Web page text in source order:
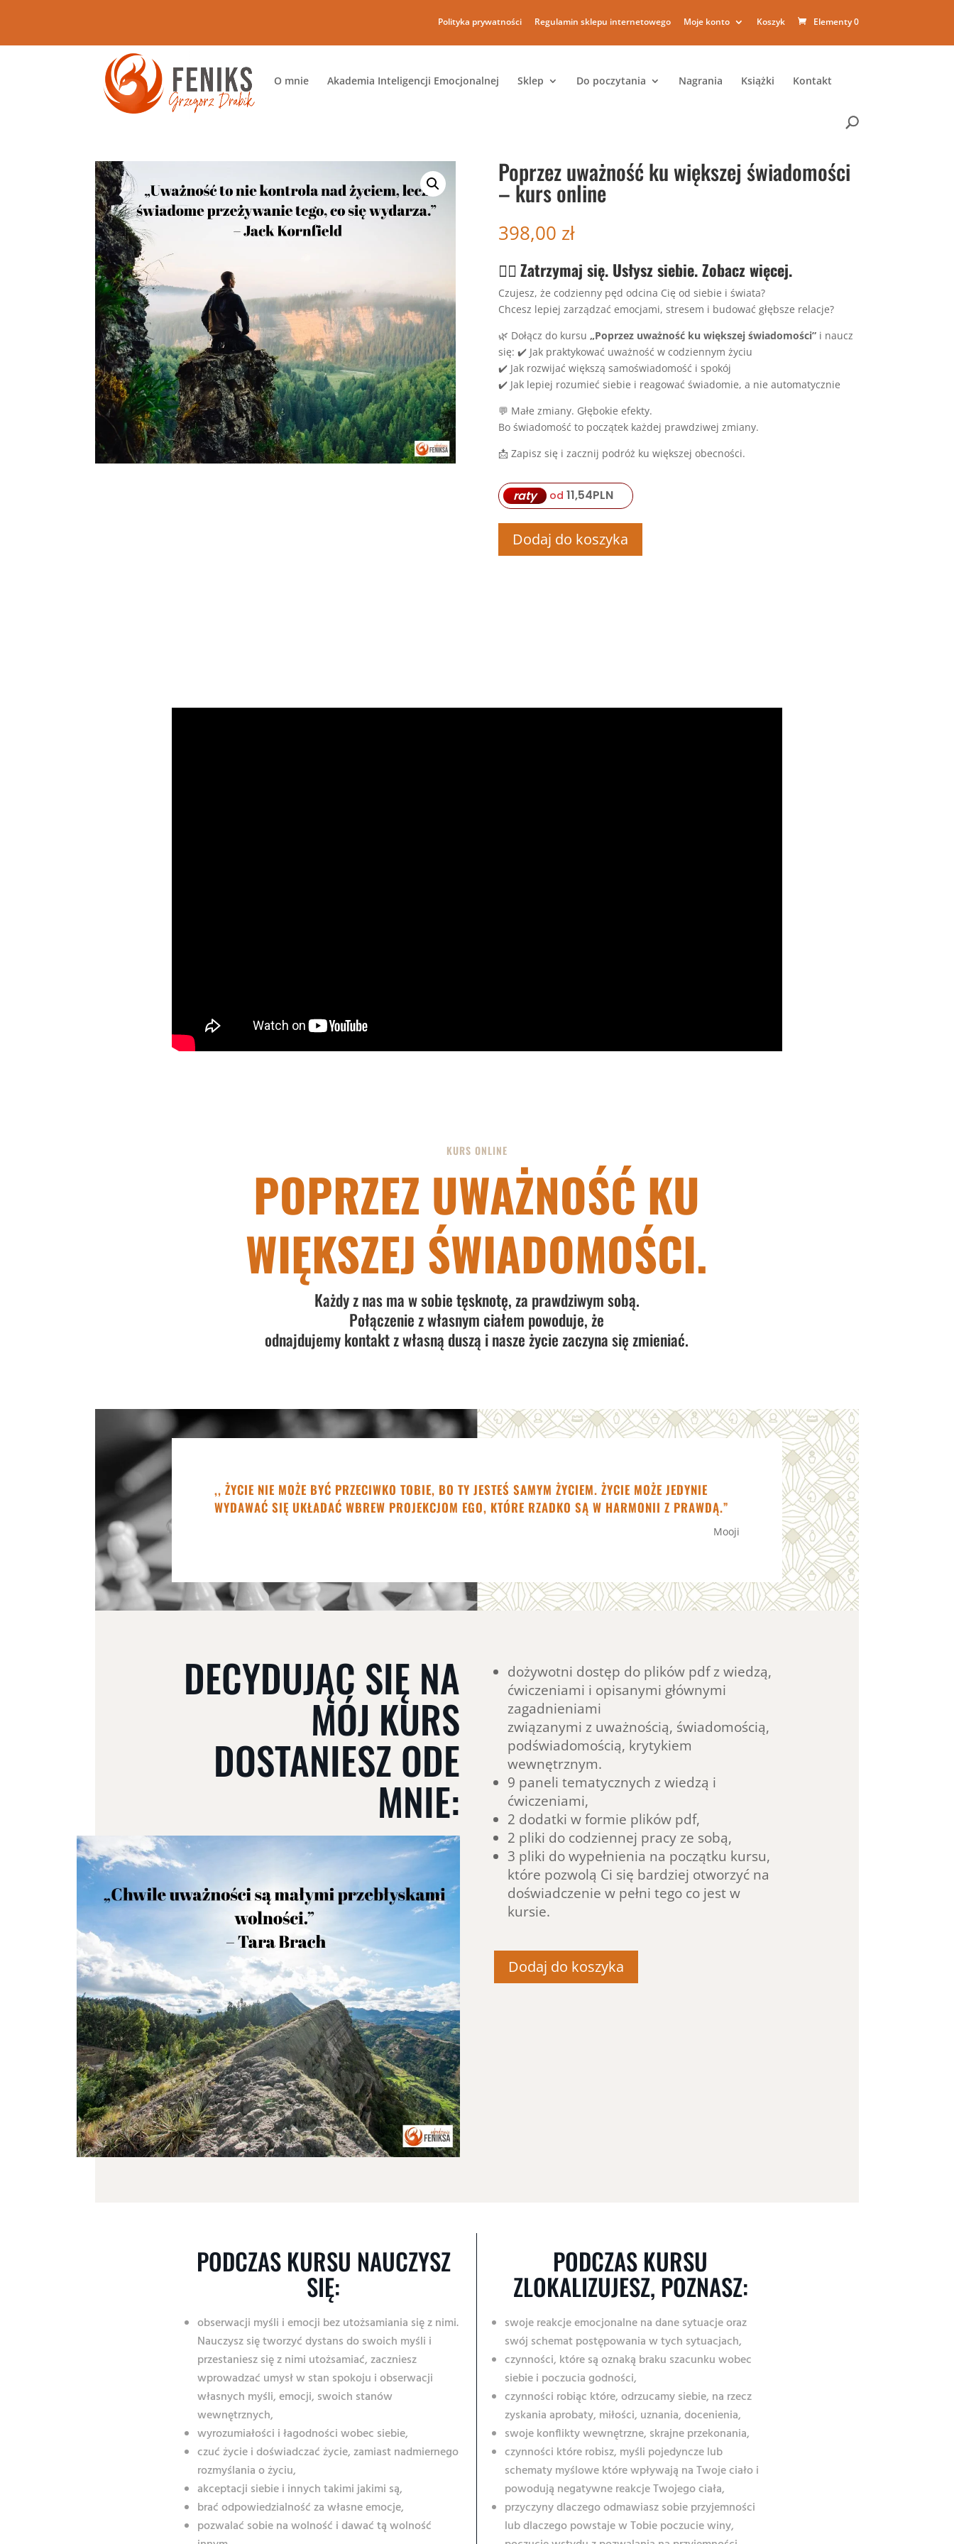
Polityka prywatności Regulamin sklepu internetowego Moje konto Koszyk Elementy 0
O mnie Akademia Inteligencji Emocjonalnej Sklep Do poczytania Nagrania Książki Kontakt
Poprzez uważność ku większej świadomości
– kurs online
398,00 zł
🧘‍♂️ Zatrzymaj się. Usłysz siebie. Zobacz więcej.
Czujesz, że codzienny pęd odcina Cię od siebie i świata?
Chcesz lepiej zarządzać emocjami, stresem i budować głębsze relacje?
🌿 Dołącz do kursu „Poprzez uważność ku większej świadomości”i naucz
się: ✔️ Jak praktykować uważność w codziennym życiu
✔️ Jak rozwijać większą samoświadomość i spokój
✔️ Jak lepiej rozumieć siebie i reagować świadomie, a nie automatycznie
💬 Małe zmiany. Głębokie efekty.
Bo świadomość to początek każdej prawdziwej zmiany.
📩 Zapisz się i zacznij podróż ku większej obecności.
raty od 11,54PLN
Dodaj do koszyka
KURS ONLINE
POPRZEZ UWAŻNOŚĆ KU
WIĘKSZEJ ŚWIADOMOŚCI.
Każdy z nas ma w sobie tęsknotę, za prawdziwym sobą.
Połączenie z własnym ciałem powoduje, że
odnajdujemy kontakt z własną duszą i nasze życie zaczyna się zmieniać.
,, ŻYCIE NIE MOŻE BYĆ PRZECIWKO TOBIE, BO TY JESTEŚ SAMYM ŻYCIEM. ŻYCIE MOŻE JEDYNIE
WYDAWAĆ SIĘ UKŁADAĆ WBREW PROJEKCJOM EGO, KTÓRE RZADKO SĄ W HARMONII Z PRAWDĄ.”
Mooji
DECYDUJĄC SIĘ NA
MÓJ KURS
DOSTANIESZ ODE
MNIE:
dożywotni dostęp do plików pdf z wiedzą,
ćwiczeniami i opisanymi głównymi
zagadnieniami
związanymi z uważnością, świadomością,
podświadomością, krytykiem
wewnętrznym.
9 paneli tematycznych z wiedzą i
ćwiczeniami,
2 dodatki w formie plików pdf,
2 pliki do codziennej pracy ze sobą,
3 pliki do wypełnienia na początku kursu,
które pozwolą Ci się bardziej otworzyć na
doświadczenie w pełni tego co jest w
kursie.
Dodaj do koszyka
PODCZAS KURSU NAUCZYSZ
SIĘ:
obserwacji myśli i emocji bez utożsamiania się z nimi.
Nauczysz się tworzyć dystans do swoich myśli i
przestaniesz się z nimi utożsamiać, zaczniesz
wprowadzać umysł w stan spokoju i obserwacji
własnych myśli, emocji, swoich stanów
wewnętrznych,
wyrozumiałości i łagodności wobec siebie,
czuć życie i doświadczać życie, zamiast nadmiernego
rozmyślania o życiu,
akceptacji siebie i innych takimi jakimi są,
brać odpowiedzialność za własne emocje,
pozwalać sobie na wolność i dawać tą wolność
PODCZAS KURSU
ZLOKALIZUJESZ, POZNASZ:
swoje reakcje emocjonalne na dane sytuacje oraz
swój schemat postępowania w tych sytuacjach,
czynności, które są oznaką braku szacunku wobec
siebie i poczucia godności,
czynności robiąc które, odrzucamy siebie, na rzecz
zyskania aprobaty, miłości, uznania, docenienia,
swoje konflikty wewnętrzne, skrajne przekonania,
czynności które robisz, myśli pojedyncze lub
schematy myślowe które wpływają na Twoje ciało i
powodują negatywne reakcje Twojego ciała,
przyczyny dlaczego odmawiasz sobie przyjemności
lub dlaczego powstaje w Tobie poczucie winy,